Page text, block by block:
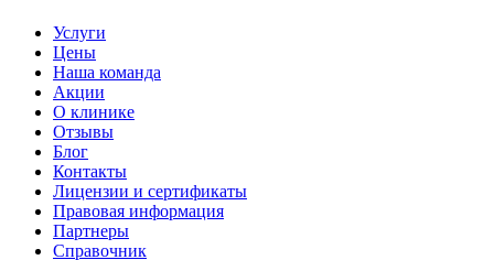
Услуги
Цены
Наша команда
Акции
О клинике
Отзывы
Блог
Контакты
Лицензии и сертификаты
Правовая информация
Партнеры
Справочник